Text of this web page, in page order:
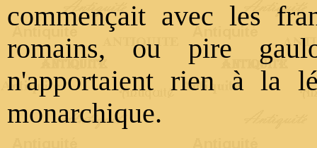
commençait avec les
romains, ou pire
n'apportaient rien à la
monarchique.